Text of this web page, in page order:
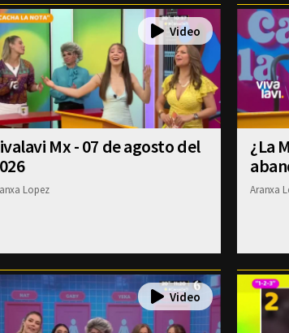
Mx - 07 de agosto del
Lopez
¿La
Aranxa